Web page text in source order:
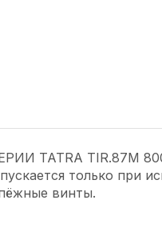
TATRA TIR.87M
только при
винты.